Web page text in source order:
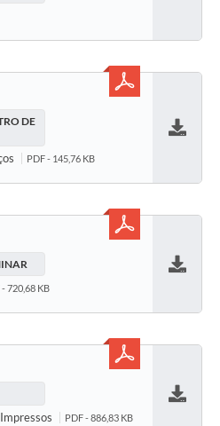
DE
PDF - 145,76 KB
- 720,68 KB
PDF - 886,83 KB